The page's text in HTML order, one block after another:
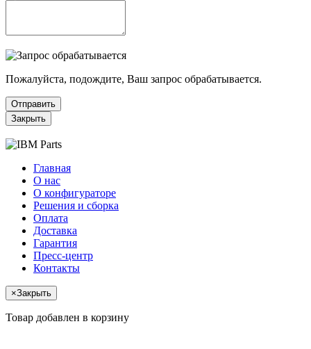
Пожалуйста, подождите, Ваш запрос обрабатывается.
Отправить
Закрыть
Главная
О нас
О конфигураторе
Решения и сборка
Оплата
Доставка
Гарантия
Пресс-центр
Контакты
×Закрыть
Товар добавлен в корзину